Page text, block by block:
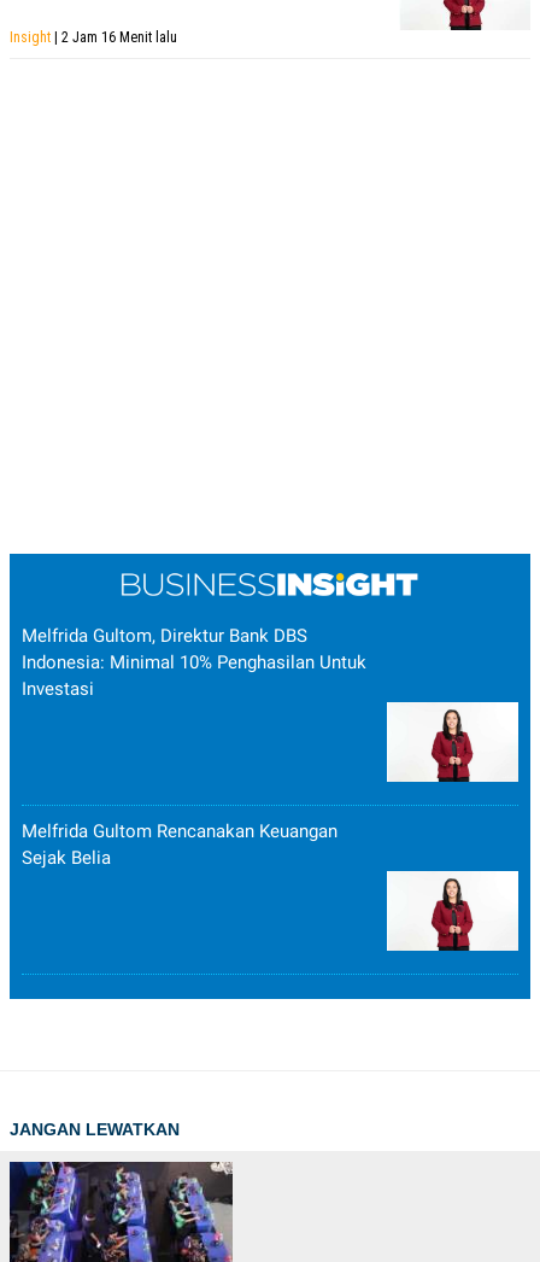
Insight | 2 Jam 16 Menit lalu
Melfrida Gultom, Direktur Bank DBS
Indonesia: Minimal 10% Penghasilan Untuk
Investasi
Melfrida Gultom Rencanakan Keuangan
Sejak Belia
JANGAN LEWATKAN